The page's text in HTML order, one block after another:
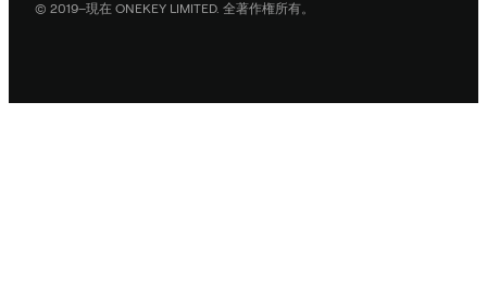
© 2019–現在 ONEKEY LIMITED. 全著作権所有。